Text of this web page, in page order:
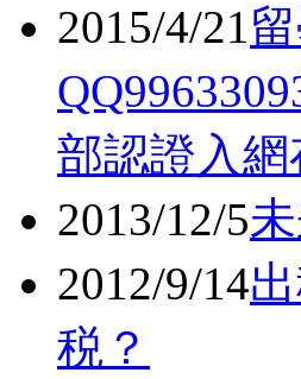
2015/4/21
部認證入網
2013/12/5
2012/9/14
税？